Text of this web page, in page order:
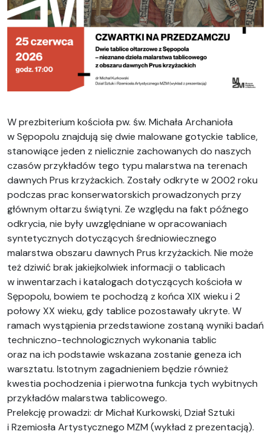
W prezbiterium kościoła pw. św. Michała Archanioła
w Sępopolu znajdują się dwie malowane gotyckie tablice,
stanowiące jeden z nielicznie zachowanych do naszych
czasów przykładów tego typu malarstwa na terenach
dawnych Prus krzyżackich. Zostały odkryte w 2002 roku
podczas prac konserwatorskich prowadzonych przy
głównym ołtarzu świątyni. Ze względu na fakt późnego
odkrycia, nie były uwzględniane w opracowaniach
syntetycznych dotyczących średniowiecznego
malarstwa obszaru dawnych Prus krzyżackich. Nie może
też dziwić brak jakiejkolwiek informacji o tablicach
w inwentarzach i katalogach dotyczących kościoła w
Sępopolu, bowiem te pochodzą z końca XIX wieku i 2
połowy XX wieku, gdy tablice pozostawały ukryte. W
ramach wystąpienia przedstawione zostaną wyniki badań
techniczno-technologicznych wykonania tablic
oraz na ich podstawie wskazana zostanie geneza ich
warsztatu. Istotnym zagadnieniem będzie również
kwestia pochodzenia i pierwotna funkcja tych wybitnych
przykładów malarstwa tablicowego.
Prelekcję prowadzi: dr Michał Kurkowski, Dział Sztuki
i Rzemiosła Artystycznego MZM (wykład z prezentacją).